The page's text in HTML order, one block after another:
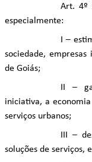
Art. 4º
especialmente:
I –
sociedade,
de Goiás;
II –
iniciativa, a
serviços urbanos;
III –
soluções de serviços,